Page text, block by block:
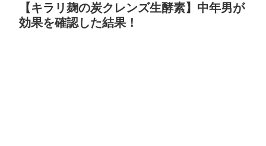
【キラリ麹の炭クレンズ生酵素】中年男が
効果を確認した結果！